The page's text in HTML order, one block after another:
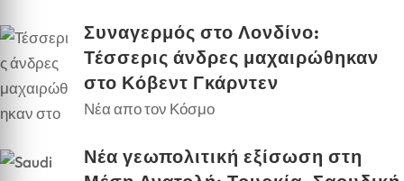
Συναγερμός στο Λονδίνο:
Τέσσερις άνδρες μαχαιρώθηκαν
στο Κόβεντ Γκάρντεν
Νέα απο τον Κόσμο
Νέα γεωπολιτική εξίσωση στη